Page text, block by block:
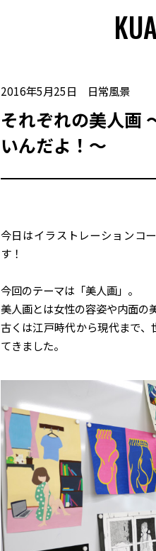
2016年5月25日 日常風景
それぞれの美人画
いんだよ！〜
今日はイラストレーションコ
す！
今回のテーマは「美人画」。
美人画とは女性の容姿や内面の
古くは江戸時代から現代まで
てきました。